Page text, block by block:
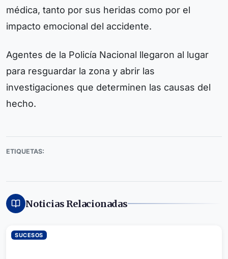
médica, tanto por sus heridas como por el
impacto emocional del accidente.
Agentes de la Policía Nacional llegaron al lugar
para resguardar la zona y abrir las
investigaciones que determinen las causas del
hecho.
ETIQUETAS:
Noticias Relacionadas
SUCESOS